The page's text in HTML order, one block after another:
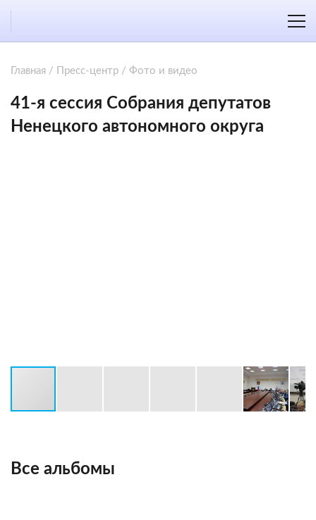
Главная / Пресс-центр / Фото и видео
41-я сессия Собрания депутатов
Ненецкого автономного округа
Все альбомы